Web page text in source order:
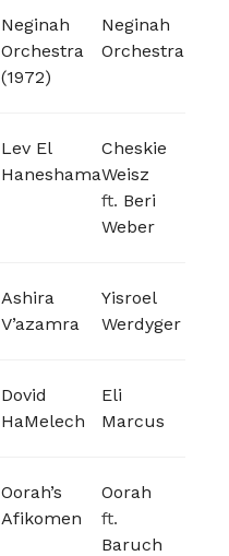
Neginah
Orchestra
(1972)
Neginah
Orchestra
Lev El
Haneshama
Cheskie
Weisz
ft. Beri
Weber
Ashira
V’azamra
Yisroel
Werdyger
Dovid
HaMelech
Eli
Marcus
Oorah’s
Afikomen
Oorah
ft.
Baruch